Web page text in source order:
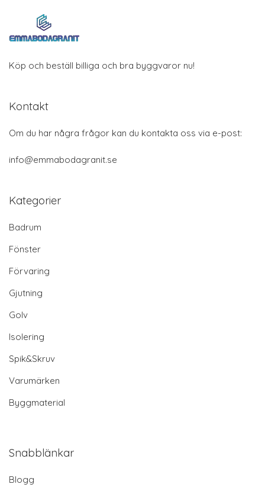
Köp och beställ billiga och bra byggvaror nu!
Kontakt
Om du har några frågor kan du kontakta oss via e-post:
info@emmabodagranit.se
Kategorier
Badrum
Fönster
Förvaring
Gjutning
Golv
Isolering
Spik&Skruv
Varumärken
Byggmaterial
Snabblänkar
Blogg